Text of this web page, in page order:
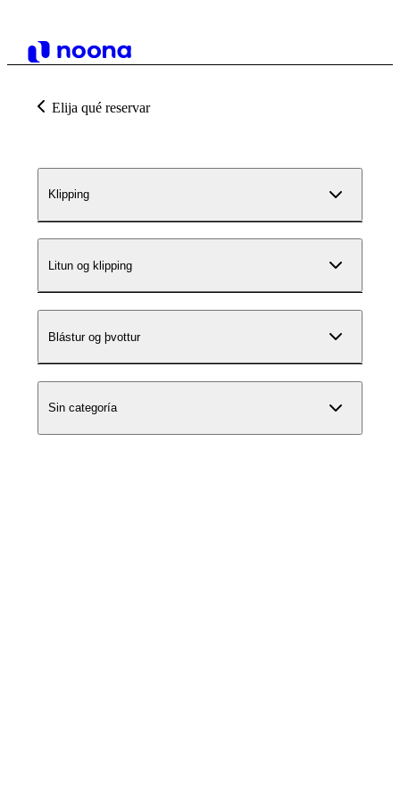
Elija qué reservar
Klipping
Litun og klipping
Blástur og þvottur
Sin categoría